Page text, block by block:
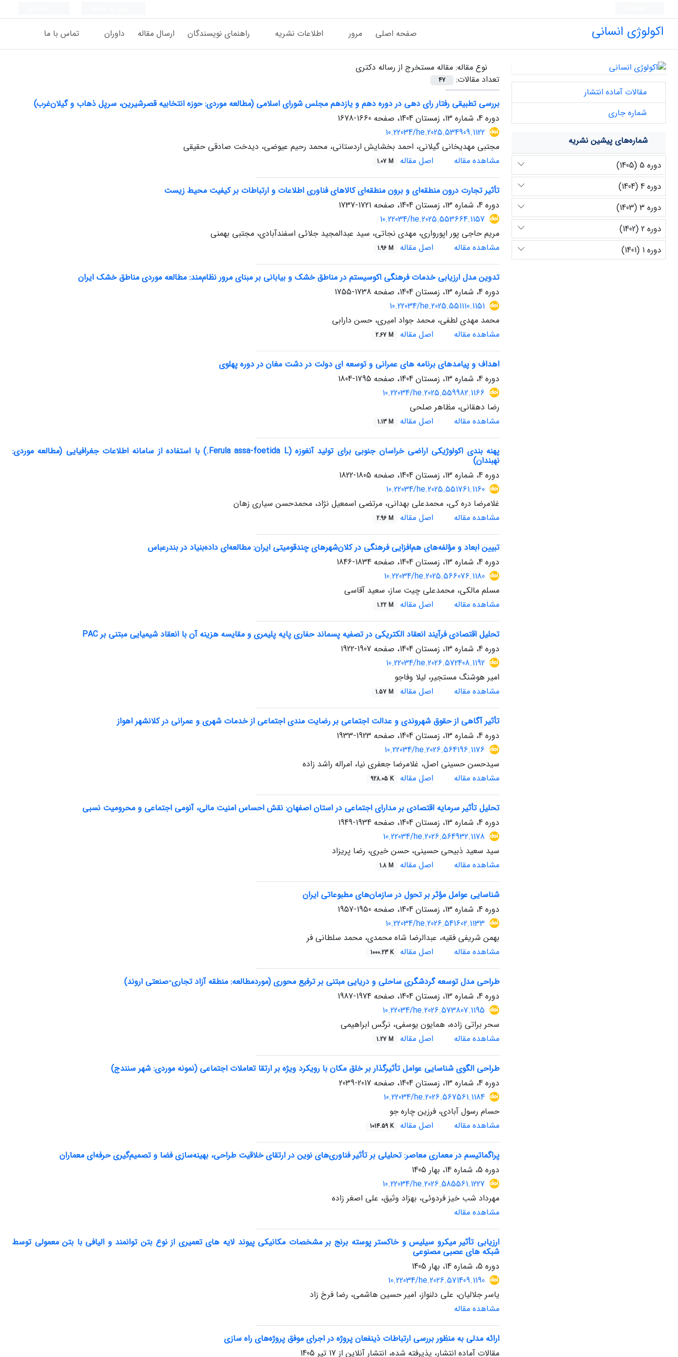
اکولوژی انسانی صفحه اصلی مرور اطلاعات نشریه راهنمای نویسندگان ارسال مقاله داوران تماس با ما
نوع مقاله: مقاله مستخرج از رساله دکتری
تعداد مقالات:
47
بررسی تطبیقی رفتار رای دهی در دوره دهم و یازدهم مجلس شورای اسلامی (مطالعه موردی: حوزه انتخابیه قصرشیرین، سرپل ذهاب و گیلان‌غرب)
دوره 4، شماره 13، زمستان 1404، صفحه
1660-1678
10.22034/he.2025.534909.1122
مجتبی مهدیخانی گیلانی، احمد بخشایش اردستانی، محمد رحیم عیوضی، دیدخت صادقی حقیقی
مشاهده مقاله
اصل مقاله 1.07 M
تأثیر تجارت درون منطقه‌ای و برون منطقه‌ای کالاهای فناوری اطلاعات و ارتباطات بر کیفیت محیط زیست
دوره 4، شماره 13، زمستان 1404، صفحه
1721-1737
10.22034/he.2025.553664.1157
مریم حاجی پور اپورواری، مهدی نجاتی، سید عبدالمجید جلائی اسفندآبادی، مجتبی بهمنی
مشاهده مقاله
اصل مقاله 1.96 M
تدوین مدل ارزیابی خدمات فرهنگی اکوسیستم در مناطق خشک و بیابانی بر مبنای مرور نظام‌مند: مطالعه موردی مناطق خشک ایران
دوره 4، شماره 13، زمستان 1404، صفحه
1738-1755
10.22034/he.2025.551110.1151
محمد مهدی لطفی، محمد جواد امیری، حسن دارابی
مشاهده مقاله
اصل مقاله 2.67 M
اهداف و پیامدهای برنامه های عمرانی و توسعه ای دولت در دشت مغان در دوره پهلوی
دوره 4، شماره 13، زمستان 1404، صفحه
1795-1804
10.22034/he.2025.559982.1166
رضا دهقانی، مظاهر صلحی
مشاهده مقاله
اصل مقاله 1.13 M
پهنه بندی اکولوژیکی اراضی خراسان جنوبی برای تولید آنغوزه (Ferula assa-foetida L.) با استفاده از سامانه اطلاعات جغرافیایی (مطالعه موردی:
نهبندان)
دوره 4، شماره 13، زمستان 1404، صفحه
1805-1822
10.22034/he.2025.551761.1160
غلامرضا دره کی، محمدعلی بهدانی، مرتضی اسمعیل نژاد، محمدحسن سیاری زهان
مشاهده مقاله
اصل مقاله 2.96 M
تبیین ابعاد و مؤلفه‌های هم‌افزایی فرهنگی در کلان‌شهرهای چندقومیتی ایران: مطالعه‌ای داده‌بنیاد در بندرعباس
دوره 4، شماره 13، زمستان 1404، صفحه
1834-1846
10.22034/he.2025.566076.1180
مسلم مالکی، محمدعلی چیت ساز، سعید آقاسی
مشاهده مقاله
اصل مقاله 1.22 M
تحلیل اقتصادی فرآیند انعقاد الکتریکی در تصفیه پسماند حفاری پایه پلیمری و مقایسه هزینه آن با انعقاد شیمیایی مبتنی بر PAC
دوره 4، شماره 13، زمستان 1404، صفحه
1907-1922
10.22034/he.2026.572408.1192
امیر هوشنگ مستجیر، لیلا وفاجو
مشاهده مقاله
اصل مقاله 1.57 M
تأثیر آگاهی از حقوق شهروندی و عدالت اجتماعی بر رضایت مندی اجتماعی از خدمات شهری و عمرانی در کلانشهر اهواز
دوره 4، شماره 13، زمستان 1404، صفحه
1923-1933
10.22034/he.2026.564196.1176
سیدحسن حسینی اصل، غلامرضا جعفری نیا، امراله راشد زاده
مشاهده مقاله
اصل مقاله 928.05 K
تحلیل تأثیر سرمایه اقتصادی بر مدارای اجتماعی در استان اصفهان: نقش احساس امنیت مالی، آنومی اجتماعی و محرومیت نسبی
دوره 4، شماره 13، زمستان 1404، صفحه
1934-1949
10.22034/he.2026.564932.1178
سید سعید ذبیحی حسینی، حسن خیری، رضا پریزاد
مشاهده مقاله
اصل مقاله 1.8 M
شناسایی عوامل مؤثر بر تحول در سازمان‌های مطبوعاتی ایران
دوره 4، شماره 13، زمستان 1404، صفحه
1950-1957
10.22034/he.2026.541602.1133
بهمن شریفی فقیه، عبدالرضا شاه محمدی، محمد سلطانی فر
مشاهده مقاله
اصل مقاله 1000.23 K
طراحی مدل توسعه گردشگری ساحلی و دریایی مبتنی بر ترفیع محوری (موردمطالعه: منطقه آزاد تجاری-صنعتی اروند)
دوره 4، شماره 13، زمستان 1404، صفحه
1974-1987
10.22034/he.2026.573807.1195
سحر براتی زاده، همایون یوسفی، نرگس ابراهیمی
مشاهده مقاله
اصل مقاله 1.27 M
طراحی الگوی شناسایی عوامل تأثیرگذار بر خلق مکان با رویکرد ویژه بر ارتقا تعاملات اجتماعی (نمونه موردی: شهر سنندج)
دوره 4، شماره 13، زمستان 1404، صفحه
2017-2039
10.22034/he.2026.567561.1184
حسام رسول آبادی، فرزین چاره جو
مشاهده مقاله
اصل مقاله 1014.59 K
پراگماتیسم در معماری معاصر: تحلیلی بر تأثیر فناوری‌های نوین در ارتقای خلاقیت طراحی، بهینه‌سازی فضا و تصمیم‌گیری حرفه‌ای معماران
دوره 5، شماره 14، بهار 1405
10.22034/he.2026.585561.1227
مهرداد شب خیز فردوئی، بهزاد وثیق، علی اصغر زاده
مشاهده مقاله
ارزیابی تأثیر میکرو سیلیس و خاکستر پوسته برنج بر مشخصات مکانیکی پیوند لایه های تعمیری از نوع بتن توانمند و الیافی با بتن معمولی توسط
شبکه های عصبی مصنوعی
دوره 5، شماره 14، بهار 1405
10.22034/he.2026.571409.1190
یاسر جلالیان، علی دلنواز، امیر حسین هاشمی، رضا فرخ زاد
مشاهده مقاله
ارائه مدلی به منظور بررسی ارتباطات ذینفعان پروژه در اجرای موفق پروژه‌های راه سازی
مقالات آماده انتشار، پذیرفته شده، انتشار آنلاین از 17 تیر 1405
مقالات آماده انتشار
شماره جاری
شماره‌های پیشین نشریه
دوره 5 (1405)
دوره 4 (1404)
دوره 3 (1403)
دوره 2 (1402)
دوره 1 (1401)